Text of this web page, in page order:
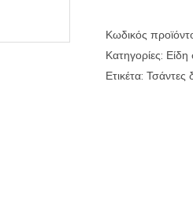
μπρονζέ
20,5x19x8
ποσότητα
Κωδικός
Κατηγορίες: Είδη
Ετικέτα: